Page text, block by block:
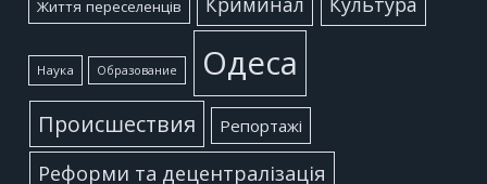
Життя переселенців Криминал
Наука Образование Одеса
Происшествия Репортажі
Реформи та децентралізація